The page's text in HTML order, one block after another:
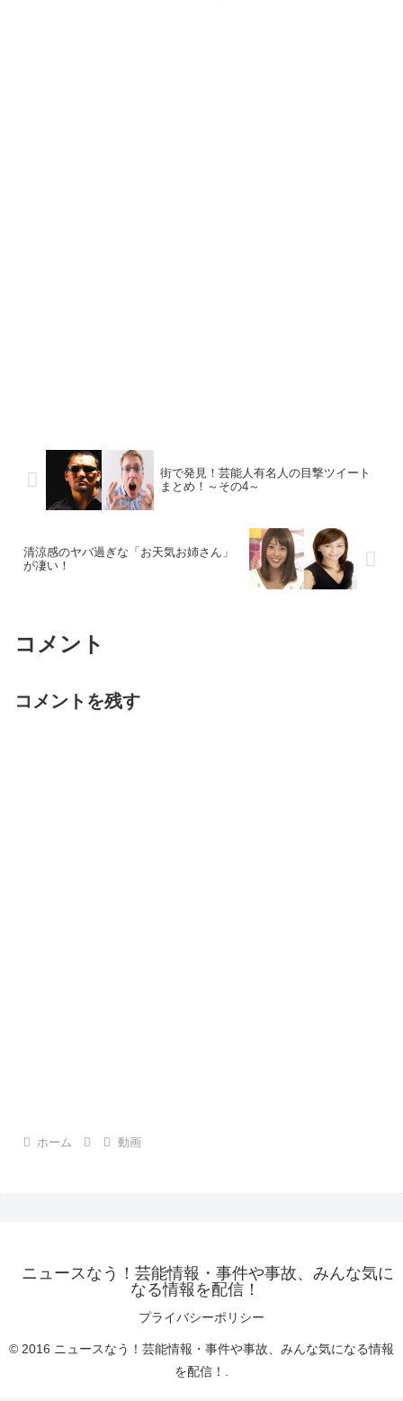
街で発見！芸能人有名人の目撃ツイート
まとめ！～その4～
清涼感のヤバ過ぎな「お天気お姉さん」
が凄い！
コメント
コメントを残す
ホーム 動画
ニュースなう！芸能情報・事件や事故、みんな気に
なる情報を配信！
プライバシーポリシー
© 2016 ニュースなう！芸能情報・事件や事故、みんな気になる情報
を配信！.